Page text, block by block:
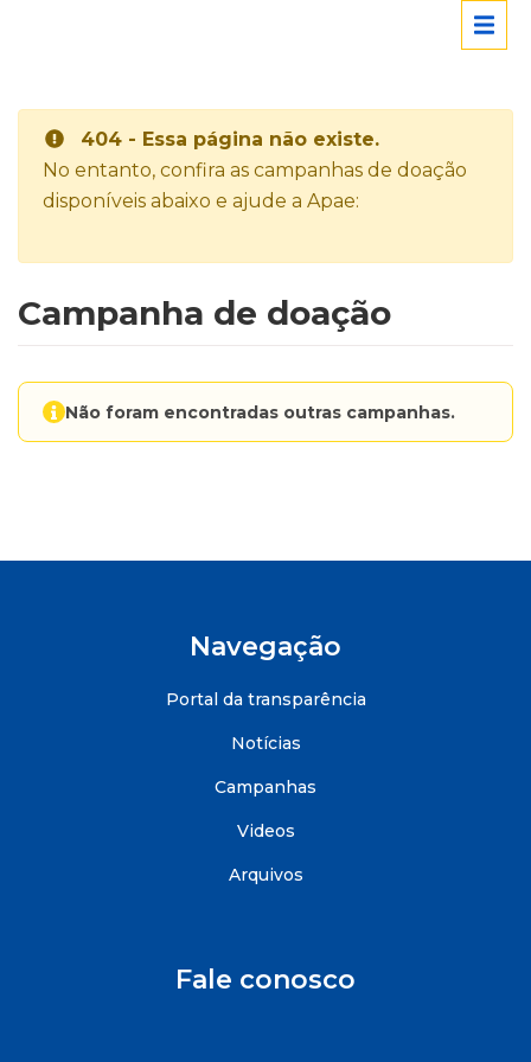
404 - Essa página não existe.
No entanto, confira as campanhas de doação
disponíveis abaixo e ajude a Apae:
Campanha de doação
Não foram encontradas outras campanhas.
Navegação
Portal da transparência
Notícias
Campanhas
Videos
Arquivos
Fale conosco